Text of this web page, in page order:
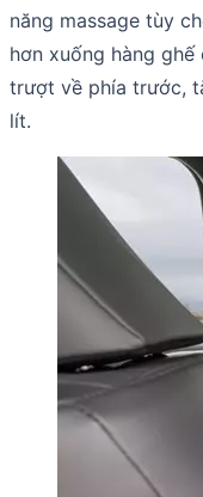
năng massage tùy
hơn xuống hàng
trượt về phía trước,
lít.